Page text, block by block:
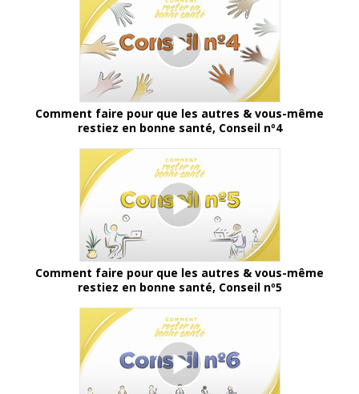
Comment faire pour que les autres & vous-même
restiez en bonne santé, Conseil nº4
Comment faire pour que les autres & vous-même
restiez en bonne santé, Conseil nº5